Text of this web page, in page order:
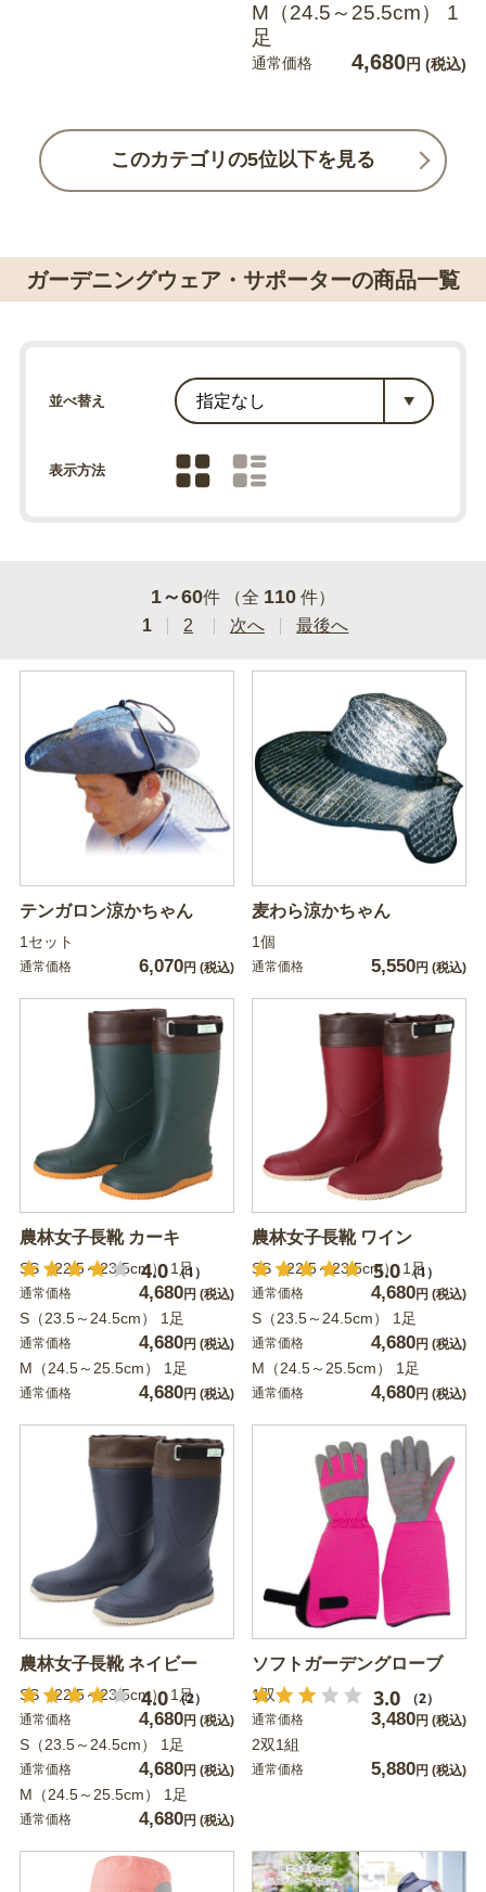
M（24.5～25.5cm） 1
足
通常価格 4,680円 (税込)
このカテゴリの5位以下を見る
ガーデニングウェア・サポーターの商品一覧
並べ替え
表示方法
1～60件 （全 110 件）
1
2 次へ 最後へ
テンガロン涼かちゃん
1セット
通常価格 6,070円 (税込)
麦わら涼かちゃん
1個
通常価格 5,550円 (税込)
農林女子長靴 カーキ
4.0 （1）
SS（22.5～23.5cm） 1足
通常価格 4,680円 (税込)
S（23.5～24.5cm） 1足
通常価格 4,680円 (税込)
M（24.5～25.5cm） 1足
通常価格 4,680円 (税込)
農林女子長靴 ワイン
5.0 （1）
SS（22.5～23.5cm） 1足
通常価格 4,680円 (税込)
S（23.5～24.5cm） 1足
通常価格 4,680円 (税込)
M（24.5～25.5cm） 1足
通常価格 4,680円 (税込)
農林女子長靴 ネイビー
4.0 （2）
SS（22.5～23.5cm） 1足
通常価格 4,680円 (税込)
S（23.5～24.5cm） 1足
通常価格 4,680円 (税込)
M（24.5～25.5cm） 1足
通常価格 4,680円 (税込)
ソフトガーデングローブ
3.0 （2）
1双
通常価格 3,480円 (税込)
2双1組
通常価格 5,880円 (税込)